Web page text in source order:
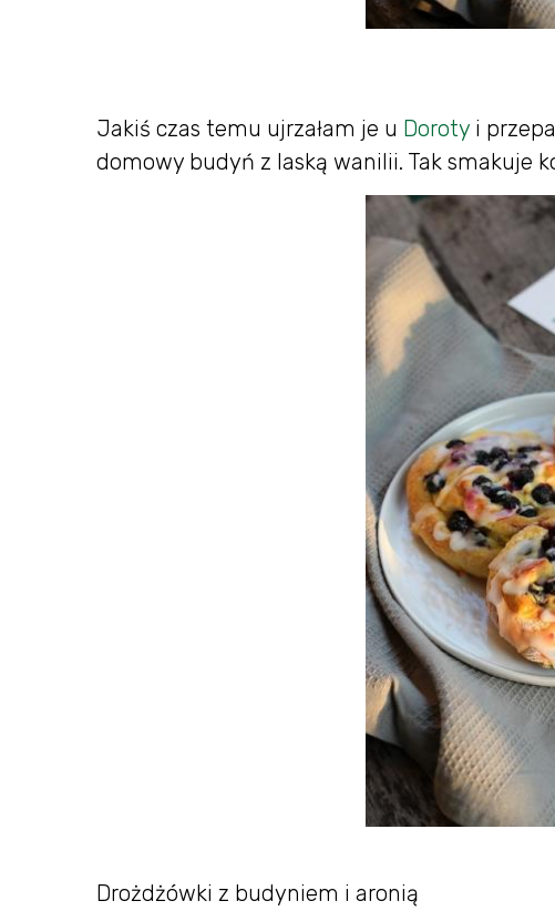
Jakiś czas temu ujrzałam je u Doroty i
domowy budyń z laską wanilii. Tak smakuje
Drożdżówki z budyniem i aronią